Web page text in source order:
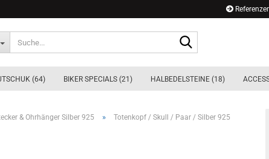
(64) BIKER SPECIALS (21) HALBEDELSTEINE (18)
& Ohrhänger Silber 925 » Totenkopf / Skull / Paar / Silber 925